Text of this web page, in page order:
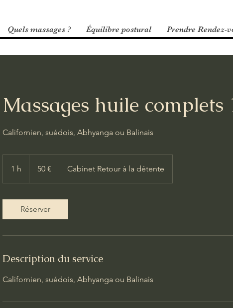
Quels massages ? Équilibre postural Prendre Rendez-
Massages huile complets
Californien, suédois, Abhyanga ou Balinais
1 h 50 € Cabinet Retour à la détente
Réserver
Description du service
Californien, suédois, Abhyanga ou Balinais